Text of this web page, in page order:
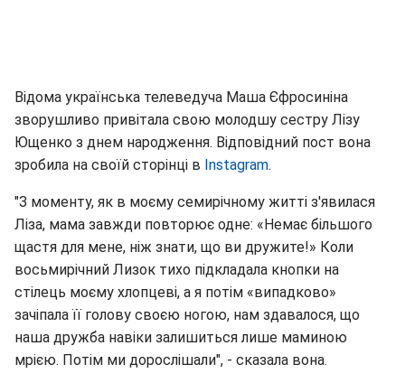
Відома українська телеведуча Маша Єфросиніна
зворушливо привітала свою молодшу сестру Лізу
Ющенко з днем народження. Відповідний пост вона
зробила на своїй сторінці в Instagram.
"З моменту, як в моєму семирічному житті з'явилася
Ліза, мама завжди повторює одне: «Немає більшого
щастя для мене, ніж знати, що ви дружите!» Коли
восьмирічний Лизок тихо підкладала кнопки на
стілець моєму хлопцеві, а я потім «випадково»
зачіпала її голову своєю ногою, нам здавалося, що
наша дружба навіки залишиться лише маминою
мрією. Потім ми дорослішали", - сказала вона.